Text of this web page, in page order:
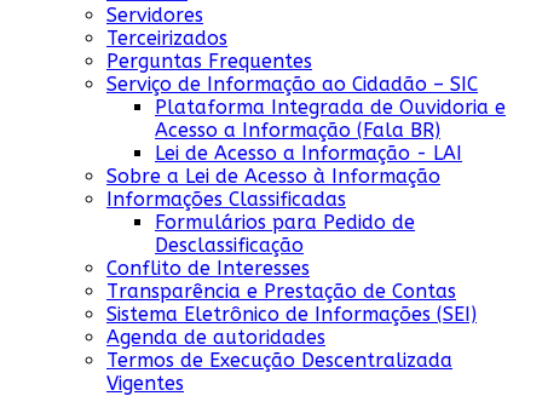
Servidores
Terceirizados
Perguntas Frequentes
Serviço de Informação ao Cidadão – SIC
Plataforma Integrada de Ouvidoria e
Acesso a Informação (Fala BR)
Lei de Acesso a Informação - LAI
Sobre a Lei de Acesso à Informação
Informações Classificadas
Formulários para Pedido de
Desclassificação
Conflito de Interesses
Transparência e Prestação de Contas
Sistema Eletrônico de Informações (SEI)
Agenda de autoridades
Termos de Execução Descentralizada
Vigentes